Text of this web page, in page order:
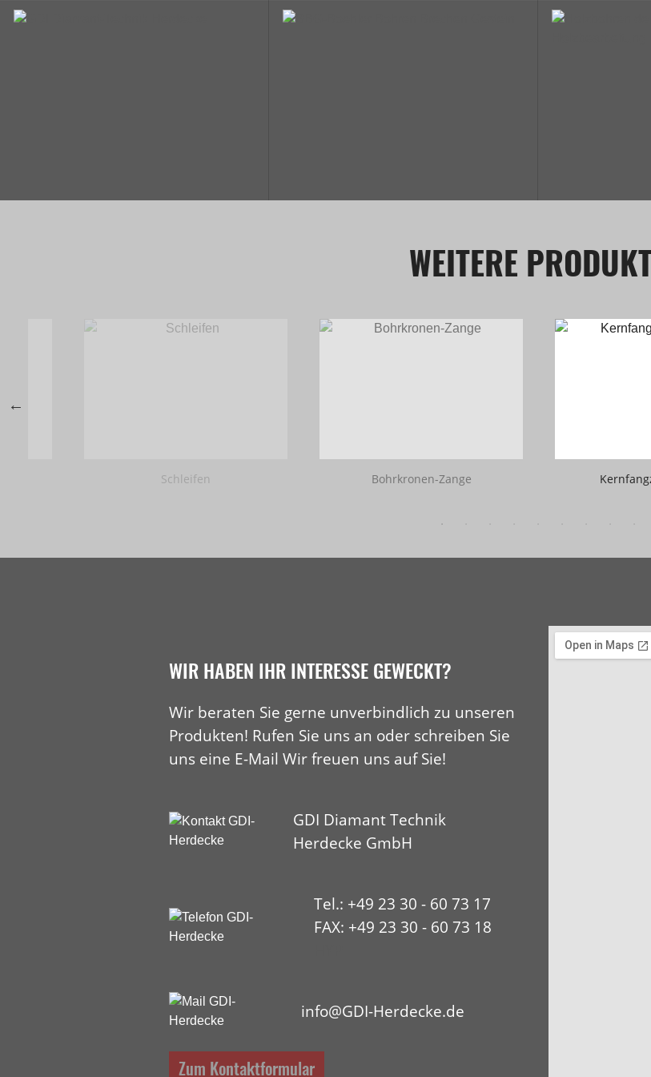
WEITERE
Schleifen Bohrkronen-Zange
WIR HABEN IHR INTERESSE GEWECKT?
Wir beraten Sie gerne unverbindlich zu unseren
Produkten! Rufen Sie uns an oder schreiben Sie
uns eine E-Mail Wir freuen uns auf Sie!
GDI Diamant Technik
Herdecke GmbH
Tel.: +49 23 30 - 60 73 17
FAX: +49 23 30 - 60 73 18
info@GDI-Herdecke.de
Zum Kontaktformular